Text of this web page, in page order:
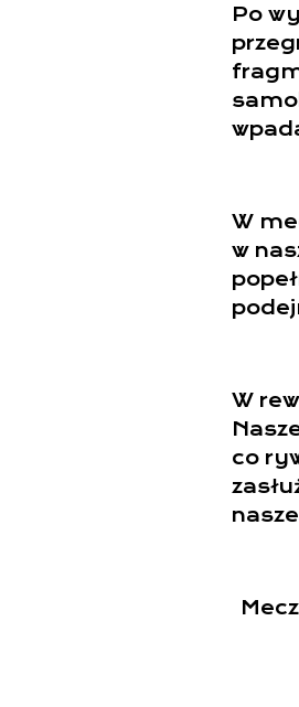
Po
W
w
W
co